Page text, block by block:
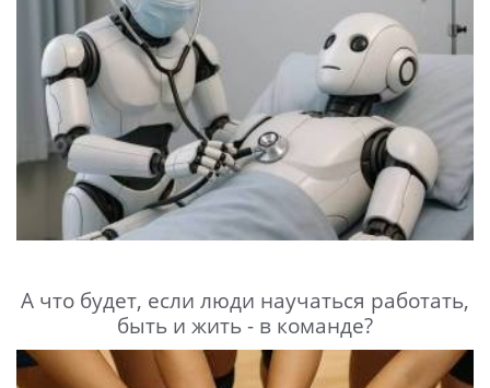
А что будет, если люди научаться работать,
быть и жить - в команде?